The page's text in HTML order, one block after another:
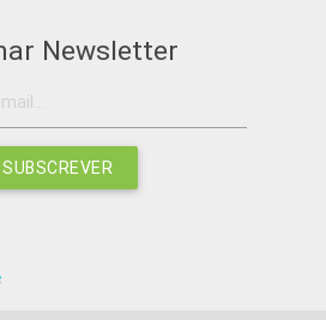
Newsletter
SUBSCREVER